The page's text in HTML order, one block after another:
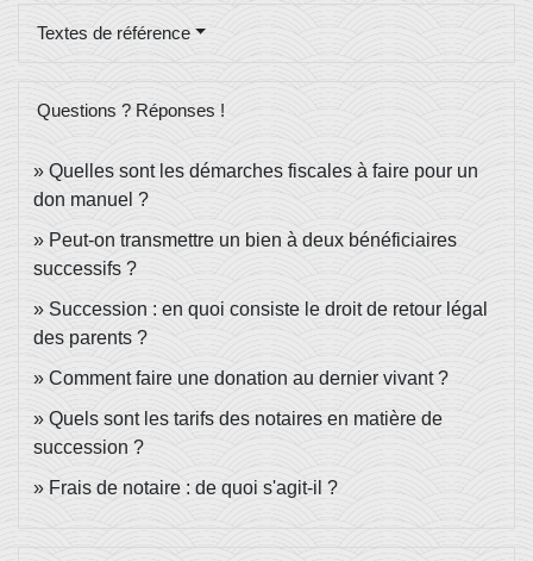
Textes de référence
Questions ? Réponses !
Quelles sont les démarches fiscales à faire pour un
don manuel ?
Peut-on transmettre un bien à deux bénéficiaires
successifs ?
Succession : en quoi consiste le droit de retour légal
des parents ?
Comment faire une donation au dernier vivant ?
Quels sont les tarifs des notaires en matière de
succession ?
Frais de notaire : de quoi s'agit-il ?